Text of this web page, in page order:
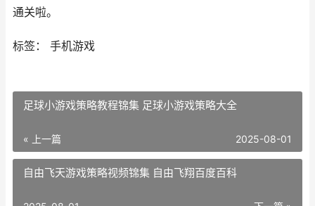
通关啦。
标签： 手机游戏
足球小游戏策略教程锦集 足球小游戏策略大全
« 上一篇 2025-08-01
自由飞天游戏策略视频锦集 自由飞翔百度百科